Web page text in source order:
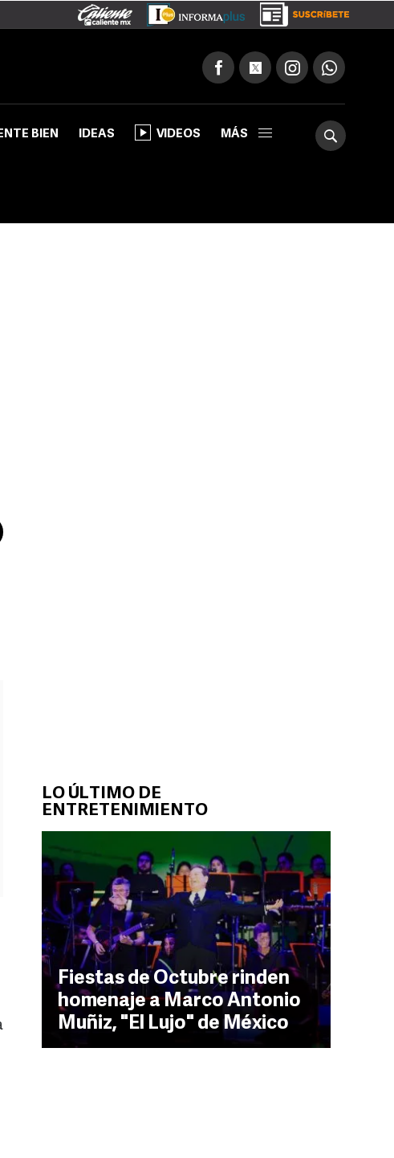
BIEN IDEAS VIDEOS MÁS
LO ÚLTIMO DE
ENTRETENIMIENTO
Fiestas de Octubre rinden
homenaje a Marco Antonio
Muñiz, "El Lujo" de México